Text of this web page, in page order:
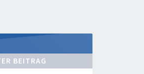
BEITRAG